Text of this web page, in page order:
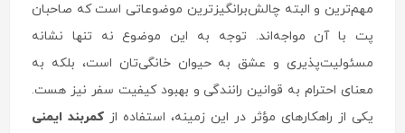
مهم‌ترین و البته چالش‌برانگیزترین موضوعاتی است که صاحبان
پت با آن مواجه‌اند. توجه به این موضوع نه تنها نشانه
مسئولیت‌پذیری و عشق به حیوان خانگی‌تان است، بلکه به
معنای احترام به قوانین رانندگی و بهبود کیفیت سفر نیز هست.
یکی از راهکارهای مؤثر در این زمینه، استفاده از کمربند ایمنی